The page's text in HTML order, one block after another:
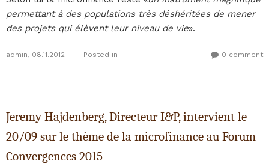
permettant à des populations très déshéritées de mener
des projets qui élèvent leur niveau de vie».
admin, 08.11.2012 Posted in 0 comment
Jeremy Hajdenberg, Directeur I&P, intervient le
20/09 sur le thème de la microfinance au Forum
Convergences 2015